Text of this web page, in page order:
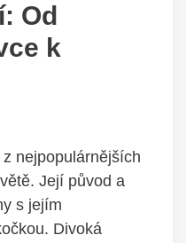
Od
k
nejpopulárnějších
Její původ a
s jejím
Divoká